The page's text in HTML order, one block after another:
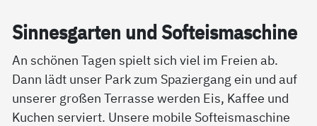
Sin­nes­gar­ten und Sof­t­eis­ma­schi­ne
An schönen Tagen spielt sich viel im Freien ab.
Dann lädt unser Park zum Spaziergang ein und auf
unserer großen Terrasse werden Eis, Kaffee und
Kuchen serviert. Unsere mobile Softeismaschine